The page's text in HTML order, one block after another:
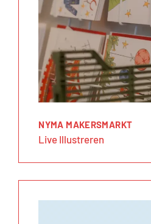
NYMA MAKERSMARKT
Live Illustreren